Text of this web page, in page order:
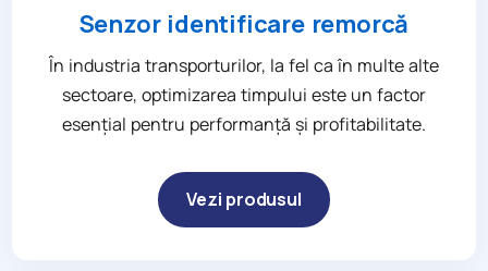
Senzor identificare remorcă
În industria transporturilor, la fel ca în multe alte
sectoare, optimizarea timpului este un factor
esențial pentru performanță și profitabilitate.
Vezi produsul